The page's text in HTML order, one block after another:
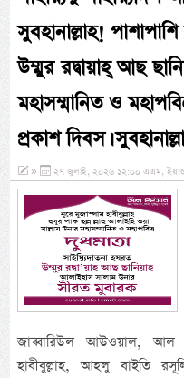
সুবহানাল্লাহ!
উম্মুর রদ্বায়াহ্ আছ
মহাসম্মানিত ও
প্রকাশ দিবস।
» ২৭ জুলাই, ২০২৬ ১২:০০ এএম,
জাব্বারিউল আউওয়াল,
হাবীবুল্লাহ, আহলু বাইতি